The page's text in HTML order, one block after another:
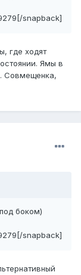
snapback]
где ходят
Ямы в
Совмещенка,
боком)
snapback]